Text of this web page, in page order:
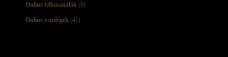
Online felhasználók (0)
Online vendégek (41)